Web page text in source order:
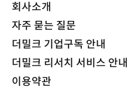
회사소개
자주 묻는 질문
더밀크 기업구독 안내
더밀크 리서치 서비스 안내
이용약관